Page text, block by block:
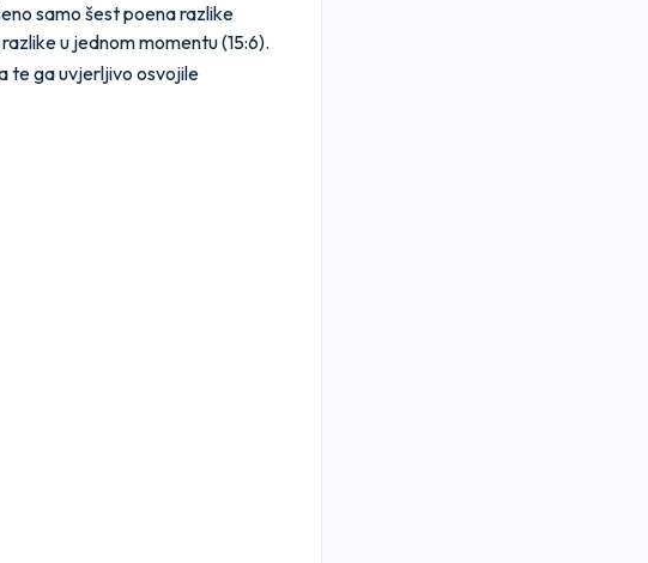
samo šest poena razlike
u jednom momentu (15:6).
te ga uvjerljivo osvojile